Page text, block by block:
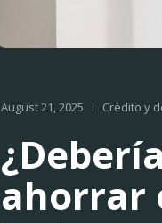
August 21, 2025 Crédito y
ahorrar